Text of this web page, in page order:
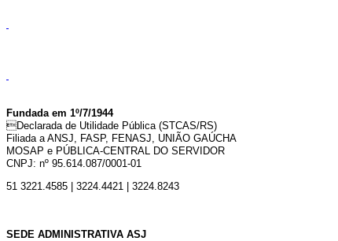
Fundada em 1º/7/1944
Declarada de Utilidade Pública (STCAS/RS)
Filiada a ANSJ, FASP, FENASJ, UNIÃO GAÚCHA
MOSAP e PÚBLICA-CENTRAL DO SERVIDOR
CNPJ: nº 95.614.087/0001-01
51 3221.4585 | 3224.4421 | 3224.8243
SEDE ADMINISTRATIVA ASJ